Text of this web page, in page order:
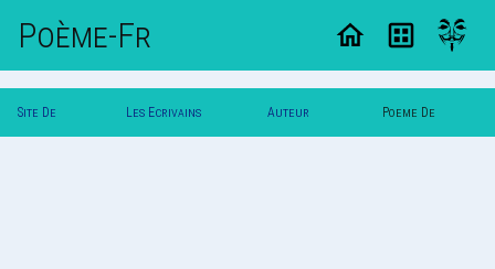
Poème-Fr
Site De Les Ecrivains Auteur Poeme De